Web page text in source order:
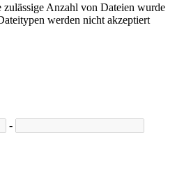
zulässige Anzahl von Dateien wurde
werden nicht akzeptiert
-